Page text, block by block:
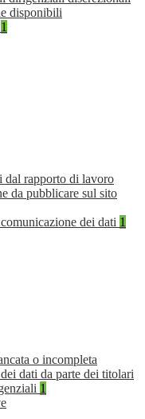
disponibili
1
dal rapporto di lavoro
da pubblicare sul sito
dei dati 1
o incompleta
dati da parte dei titolari
1